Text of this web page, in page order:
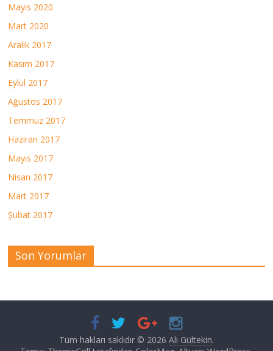
Mayıs 2020
Mart 2020
Aralık 2017
Kasım 2017
Eylül 2017
Ağustos 2017
Temmuz 2017
Haziran 2017
Mayıs 2017
Nisan 2017
Mart 2017
Şubat 2017
Son Yorumlar
Tüm hakları saklıdır © 2026 Ali Gültekin.